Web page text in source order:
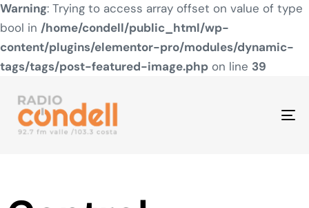
Warning: Trying to access array offset on value of type
bool in /home/condell/public_html/wp-
content/plugins/elementor-pro/modules/dynamic-
tags/tags/post-featured-image.php on line 39